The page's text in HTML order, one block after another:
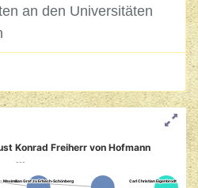
an den Universitäten
Konrad Freiherr von Hofmann
---
Maximilian Graf zu Erbach-Schönberg
Maximilian Graf zu Erbach-Schönberg Carl Christian Eigenbrodt
Carl Christian Eigenbrodt